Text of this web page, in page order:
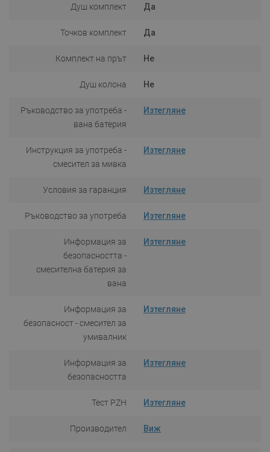
Душ комплект Да
Точков комплект Да
Комплект на прът Не
Душ колона Не
Ръководство за употреба -
вана батерия
Изтегляне
Инструкция за употреба -
смесител за мивка
Изтегляне
Условия за гаранция Изтегляне
Ръководство за употреба Изтегляне
Информация за
безопасността -
смесителна батерия за
вана
Изтегляне
Информация за
безопасност - смесител за
умивалник
Изтегляне
Информация за
безопасността
Изтегляне
Тест PZH Изтегляне
Производител Виж